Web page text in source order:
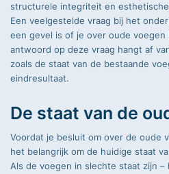
structurele integriteit en
Een veelgestelde vraag bij het
een gevel is of je over oude
antwoord op deze vraag hangt af
zoals de staat van de bestaande
eindresultaat.
De staat van de
Voordat je besluit om over de oude
het belangrijk om de huidige staat
Als de voegen in slechte staat zijn